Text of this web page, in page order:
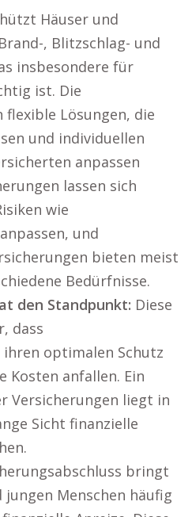
Häuser und
, Blitzschlag- und
insbesondere für
ist. Die
flexible Lösungen, die
und individuellen
anpassen
lassen sich
wie
und
bieten meist
Bedürfnisse.
den Standpunkt: Diese
dass
optimalen Schutz
Kosten anfallen. Ein
Versicherungen liegt in
Sicht finanzielle
bringt
Menschen häufig